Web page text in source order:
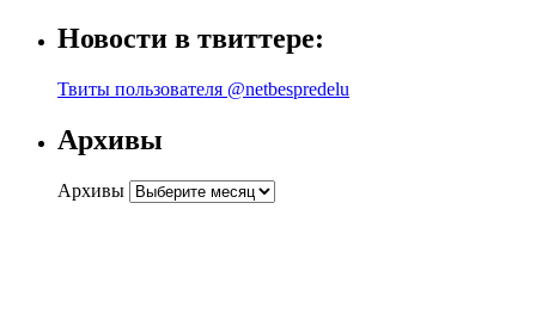
Новости в твиттере:
Твиты пользователя @netbespredelu
Архивы
Архивы